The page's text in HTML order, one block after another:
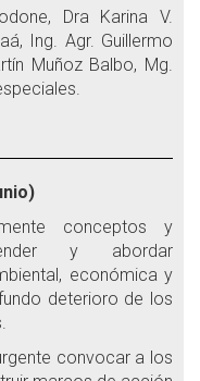
Dra Karina V.
Ing. Agr. Guillermo
Muñoz Balbo, Mg.
conceptos y
y abordar
económica y
deterioro de los
convocar a los